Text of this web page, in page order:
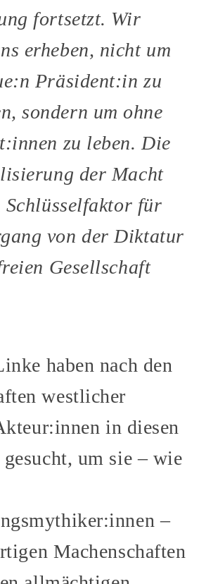
fortsetzt. Wir
erheben, nicht um
Präsident:in zu
sondern um ohne
zu leben. Die
der Macht
für
von der Diktatur
Gesellschaft
haben nach den
westlicher
in diesen
um sie – wie
–
Machenschaften